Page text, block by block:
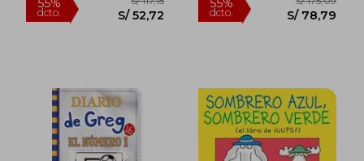
20%
dcto.
S/ 35,00
S/ 28,00
55%
dcto.
S/
S/